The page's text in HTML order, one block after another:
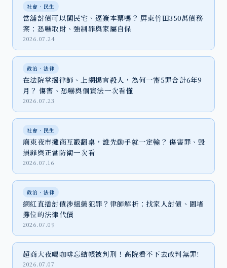
社會‧民生
當舖討債可以闖民宅、逼簽本票嗎？ 屏東竹田350萬債務
案：恐嚇取財、強制罪與家屬自保
2026.07.24
政治‧法律
在法院掌摑律師、上網揚言殺人，為何一審5罪合計6年9
月？ 傷害、恐嚇與個資法一次看懂
2026.07.23
社會‧民生
廟東夜市攤商互毆翻桌，誰先動手就一定輸？ 傷害罪、毀
損罪與正當防衛一次看
2026.07.16
政治‧法律
網紅直播討債涉組織犯罪？律師解析：找家人討債、圍堵
攤位的法律代價
2026.07.09
超商大夜喝咖啡忘結帳被判刑！高院看不下去改判無罪!
2026.07.07